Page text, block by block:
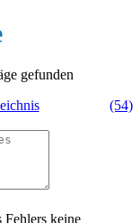
gefunden
(54)
Fehlers keine